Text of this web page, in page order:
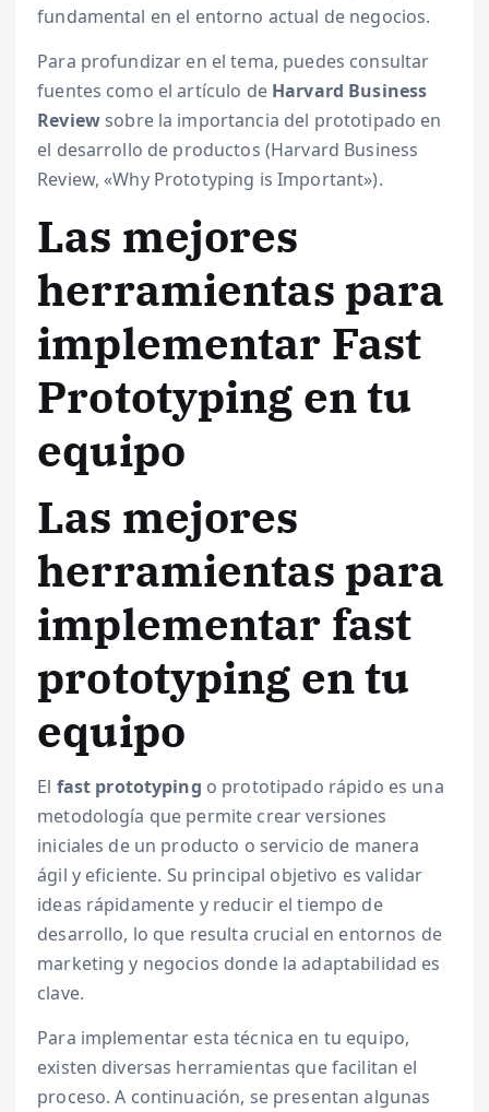
fundamental en el entorno actual de negocios.
Para profundizar en el tema, puedes consultar
fuentes como el artículo de Harvard Business
Reviewsobre la importancia del prototipado en
el desarrollo de productos (Harvard Business
Review, «Why Prototyping is Important»).
Las mejores
herramientas para
implementar Fast
Prototyping en tu
equipo
Las mejores
herramientas para
implementar fast
prototyping en tu
equipo
El fast prototyping o prototipado rápido es una
metodología que permite crear versiones
iniciales de un producto o servicio de manera
ágil y eficiente. Su principal objetivo es validar
ideas rápidamente y reducir el tiempo de
desarrollo, lo que resulta crucial en entornos de
marketing y negocios donde la adaptabilidad es
clave.
Para implementar esta técnica en tu equipo,
existen diversas herramientas que facilitan el
proceso. A continuación, se presentan algunas